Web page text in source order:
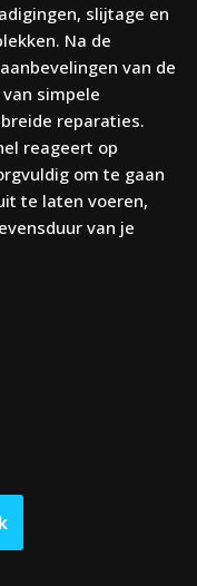
slijtage en
Na de
van de
simpele
reparaties.
reageert op
om te gaan
te laten voeren,
van je